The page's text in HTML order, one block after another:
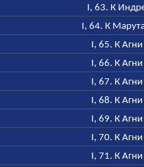
I, 63. К
I, 64. К
I, 65. К Агни
I, 66. К Агни
I, 67. К Агни
I, 68. К Агни
I, 69. К Агни
I, 70. К Агни
I, 71. К Агни